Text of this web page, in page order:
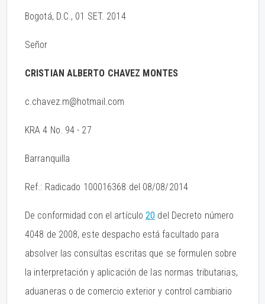
Bogotá, D.C., 01 SET. 2014
Señor
CRISTIAN ALBERTO CHAVEZ MONTES
c.chavez.m@hotmail.com
KRA 4 No. 94 - 27
Barranquilla
Ref.: Radicado 100016368 del 08/08/2014
De conformidad con el artículo20 del Decreto número
4048 de 2008, este despacho está facultado para
absolver las consultas escritas que se formulen sobre
la interpretación y aplicación de las normas tributarias,
aduaneras o de comercio exterior y control cambiario